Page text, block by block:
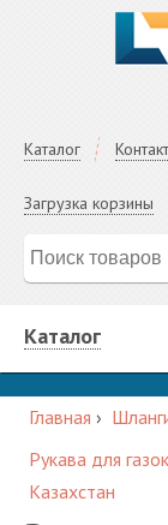
Каталог
Загрузка корзины
Каталог
Главная ›
Рукава для
Казахстан